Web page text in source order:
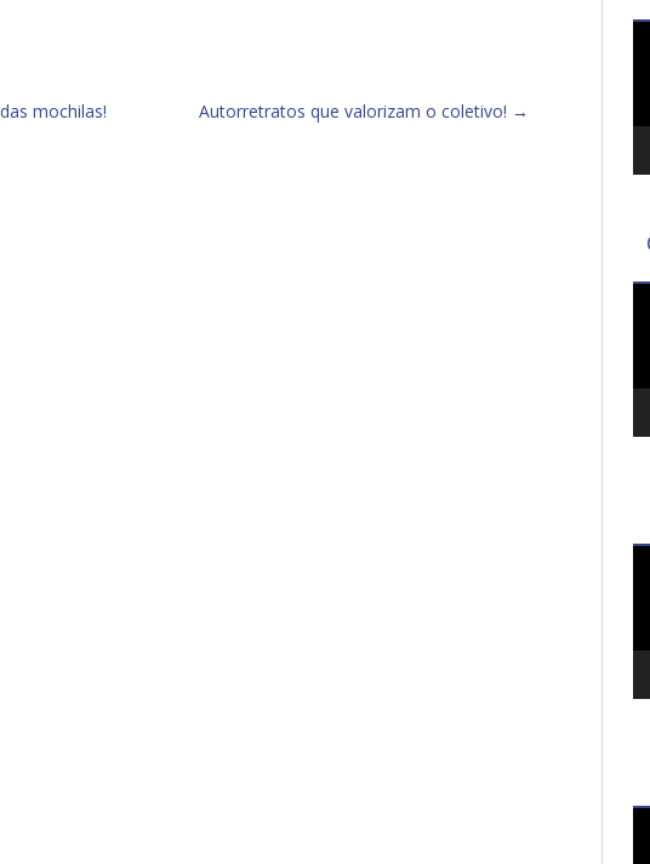
mochilas! Autorretratos que valorizam o coletivo! →